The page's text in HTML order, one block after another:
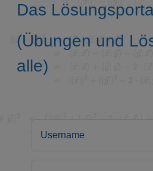
Das
(Übungen und
alle)